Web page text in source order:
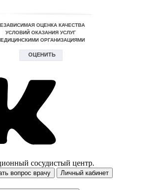
сосудистый центр.
вопрос врачу
Личный кабинет